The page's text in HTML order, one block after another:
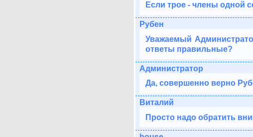
Если трое - члены одной
Рубен
Уважаемый
ответы правильные?
Администратор
Да, совершенно верно
Виталий
Просто надо обратить